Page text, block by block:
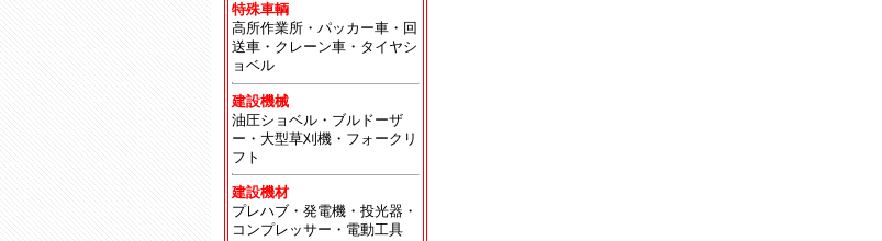
特殊車輌
高所作業所・パッカー車・回
送車・クレーン車・タイヤシ
ョベル
建設機械
油圧ショベル・ブルドーザ
ー・大型草刈機・フォークリ
フト
建設機材
プレハブ・発電機・投光器・
コンプレッサー・電動工具